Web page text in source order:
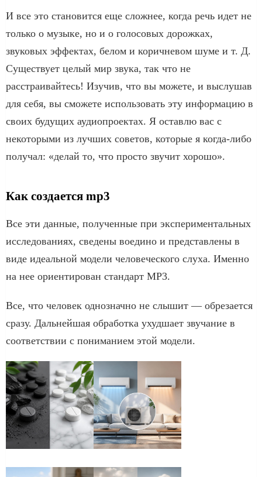
И все это становится еще сложнее, когда речь идет не
только о музыке, но и о голосовых дорожках,
звуковых эффектах, белом и коричневом шуме и т. Д.
Существует целый мир звука, так что не
расстраивайтесь! Изучив, что вы можете, и выслушав
для себя, вы сможете использовать эту информацию в
своих будущих аудиопроектах. Я оставлю вас с
некоторыми из лучших советов, которые я когда-либо
получал: «делай то, что просто звучит хорошо».
Как создается mp3
Все эти данные, полученные при экспериментальных
исследованиях, сведены воедино и представлены в
виде идеальной модели человеческого слуха. Именно
на нее ориентирован стандарт MP3.
Все, что человек однозначно не слышит — обрезается
сразу. Дальнейшая обработка ухудшает звучание в
соответствии с пониманием этой модели.